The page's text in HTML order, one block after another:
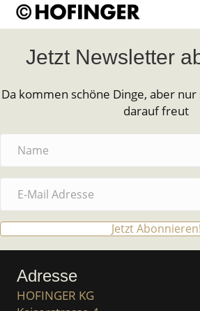
Jetzt Newsletter
Da kommen schöne Dinge, aber nur
darauf freut
Jetzt Abonnieren!
Adresse
HOFINGER KG